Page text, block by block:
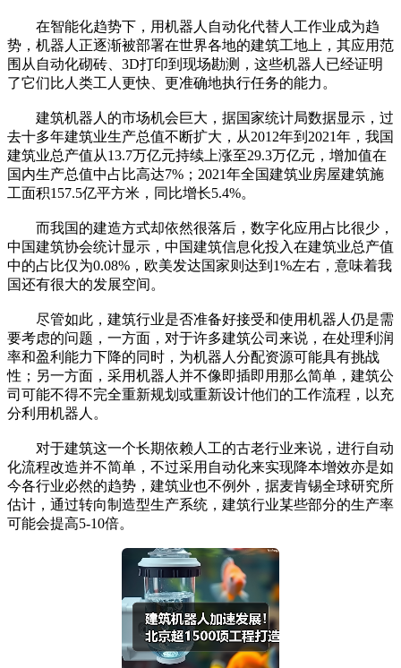
在智能化趋势下，用机器人自动化代替人工作业成为趋
势，机器人正逐渐被部署在世界各地的建筑工地上，其应用范
围从自动化砌砖、3D打印到现场勘测，这些机器人已经证明
了它们比人类工人更快、更准确地执行任务的能力。
建筑机器人的市场机会巨大，据国家统计局数据显示，过
去十多年建筑业生产总值不断扩大，从2012年到2021年，我国
建筑业总产值从13.7万亿元持续上涨至29.3万亿元，增加值在
国内生产总值中占比高达7%；2021年全国建筑业房屋建筑施
工面积157.5亿平方米，同比增长5.4%。
而我国的建造方式却依然很落后，数字化应用占比很少，
中国建筑协会统计显示，中国建筑信息化投入在建筑业总产值
中的占比仅为0.08%，欧美发达国家则达到1%左右，意味着我
国还有很大的发展空间。
尽管如此，建筑行业是否准备好接受和使用机器人仍是需
要考虑的问题，一方面，对于许多建筑公司来说，在处理利润
率和盈利能力下降的同时，为机器人分配资源可能具有挑战
性；另一方面，采用机器人并不像即插即用那么简单，建筑公
司可能不得不完全重新规划或重新设计他们的工作流程，以充
分利用机器人。
对于建筑这一个长期依赖人工的古老行业来说，进行自动
化流程改造并不简单，不过采用自动化来实现降本增效亦是如
今各行业必然的趋势，建筑业也不例外，据麦肯锡全球研究所
估计，通过转向制造型生产系统，建筑行业某些部分的生产率
可能会提高5-10倍。